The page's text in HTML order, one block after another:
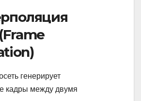
генерирует
кадры между двумя